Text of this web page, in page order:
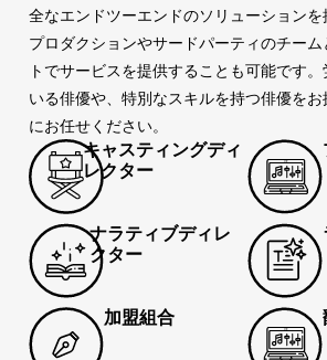
全なエンドツーエンドのソリューションを
プロダクションやサードパーティのチー
トでサービスを提供することも可能です
いる俳優や、特別なスキルを持つ俳優を
にお任せください。
キャスティングディ
レクター
ナラティブディレ
クター
加盟組合